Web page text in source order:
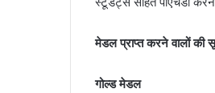
मेडल प्राप्त करने वालों की
गोल्ड मेडल